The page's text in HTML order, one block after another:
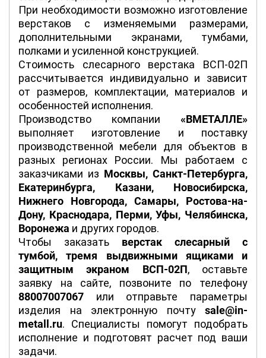
При необходимости возможно изготовление
верстаков с изменяемыми размерами,
дополнительными экранами, тумбами,
полками и усиленной конструкцией.
Стоимость слесарного верстака ВСП-02П
рассчитывается индивидуально и зависит
от размеров, комплектации, материалов и
особенностей исполнения.
Производство компании «ВМЕТАЛЛЕ»
выполняет изготовление и поставку
производственной мебели для объектов в
разных регионах России. Мы работаем с
заказчиками из Москвы, Санкт-Петербурга,
Екатеринбурга, Казани, Новосибирска,
Нижнего Новгорода, Самары, Ростова-на-
Дону, Краснодара, Перми, Уфы, Челябинска,
Воронежа и других городов.
Чтобы заказать верстак слесарный с
тумбой, тремя выдвижными ящиками и
защитным экраном ВСП-02П, оставьте
заявку на сайте, позвоните по телефону
88007007067 или отправьте параметры
изделия на электронную почту sale@in-
metall.ru. Специалисты помогут подобрать
исполнение и подготовят расчет под ваши
задачи.